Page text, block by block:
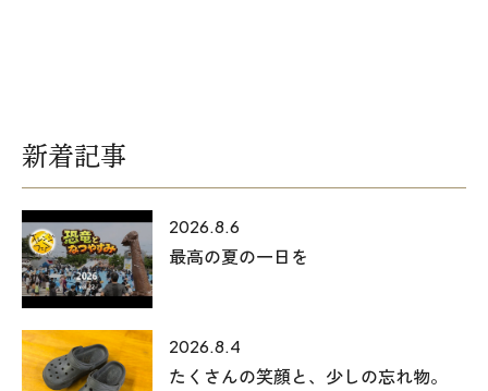
新着記事
2026.8.6
最高の夏の一日を
2026.8.4
たくさんの笑顔と、少しの忘れ物。